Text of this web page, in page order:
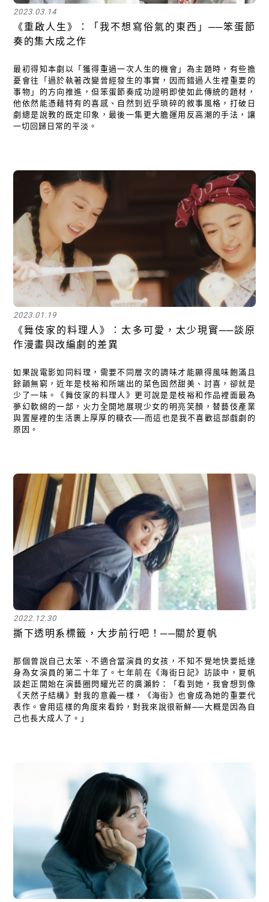
2023.03.14
《重啟人生》：「我不想寫俗氣的東西」──笨蛋節
奏的集大成之作
最初得知本劇以「獲得重過一次人生的機會」為主題時，有些擔
憂會往「過於執著改變曾經發生的事實，因而錯過人生裡重要的
事物」的方向推進，但笨蛋節奏成功證明即使如此傳統的題材，
他依然能憑藉特有的喜感、自然到近乎瑣碎的敘事風格，打破日
劇總是說教的既定印象，最後一集更大膽運用反高潮的手法，讓
一切回歸日常的平淡。
2023.01.19
《舞伎家的料理人》：太多可愛，太少現實──談原
作漫畫與改編劇的差異
如果說電影如同料理，需要不同層次的調味才能顯得風味飽滿且
餘韻無窮，近年是枝裕和所端出的菜色固然甜美、討喜，卻就是
少了一味。《舞伎家的料理人》更可說是是枝裕和作品裡面最為
夢幻軟綿的一部，火力全開地展現少女的明亮笑顏，替藝伎產業
與置屋裡的生活裹上厚厚的糖衣──而這也是我不喜歡這部戲劇的
原因。
2022.12.30
撕下透明系標籤，大步前行吧！──關於夏帆
那個曾說自己太笨、不適合當演員的女孩，不知不覺地快要抵達
身為女演員的第二十年了。七年前在《海街日記》訪談中，夏帆
談起正開始在演藝圈閃耀光芒的廣瀨鈴：「看到她，我會想到像
《天然子結構》對我的意義一樣，《海街》也會成為她的重要代
表作。會用這樣的角度來看鈴，對我來說很新鮮──大概是因為自
己也長大成人了。」
關閉